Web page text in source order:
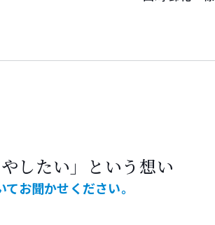
したい」という想い
お聞かせください。